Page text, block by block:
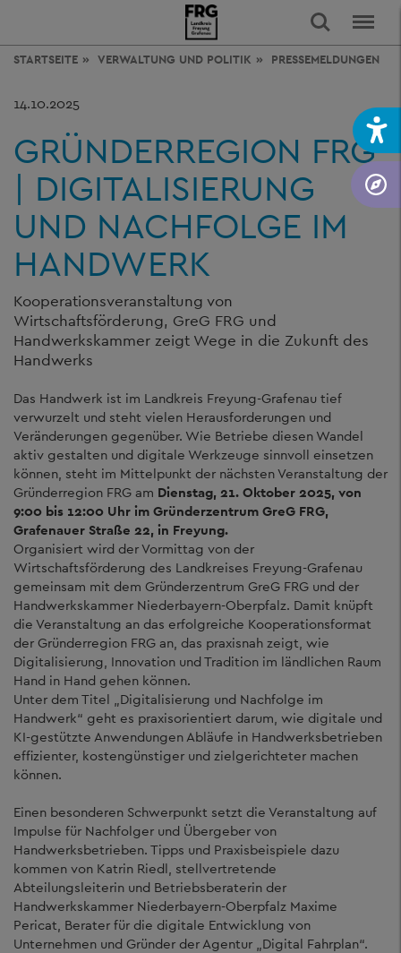
STARTSEITE VERWALTUNG UND POLITIK PRESSEMELDUNGEN
14.10.2025
GRÜNDERREGION FRG
| DIGITALISIERUNG
UND NACHFOLGE IM
HANDWERK
Kooperationsveranstaltung von
Wirtschaftsförderung, GreG FRG und
Handwerkskammer zeigt Wege in die Zukunft des
Handwerks
Das Handwerk ist im Landkreis Freyung-Grafenau tief
verwurzelt und steht vielen Herausforderungen und
Veränderungen gegenüber. Wie Betriebe diesen Wandel
aktiv gestalten und digitale Werkzeuge sinnvoll einsetzen
können, steht im Mittelpunkt der nächsten Veranstaltung der
Gründerregion FRG am Dienstag, 21. Oktober 2025, von
9:00 bis 12:00 Uhr im Gründerzentrum GreG FRG,
Grafenauer Straße 22, in Freyung.
Organisiert wird der Vormittag von der
Wirtschaftsförderung des Landkreises Freyung-Grafenau
gemeinsam mit dem Gründerzentrum GreG FRG und der
Handwerkskammer Niederbayern-Oberpfalz. Damit knüpft
die Veranstaltung an das erfolgreiche Kooperationsformat
der Gründerregion FRG an, das praxisnah zeigt, wie
Digitalisierung, Innovation und Tradition im ländlichen Raum
Hand in Hand gehen können.
Unter dem Titel „Digitalisierung und Nachfolge im
Handwerk“ geht es praxisorientiert darum, wie digitale und
KI-gestützte Anwendungen Abläufe in Handwerksbetrieben
effizienter, kostengünstiger und zielgerichteter machen
können.
Einen besonderen Schwerpunkt setzt die Veranstaltung auf
Impulse für Nachfolger und Übergeber von
Handwerksbetrieben. Tipps und Praxisbeispiele dazu
kommen von Katrin Riedl, stellvertretende
Abteilungsleiterin und Betriebsberaterin der
Handwerkskammer Niederbayern-Oberpfalz Maxime
Pericat, Berater für die digitale Entwicklung von
Unternehmen und Gründer der Agentur „Digital Fahrplan“.